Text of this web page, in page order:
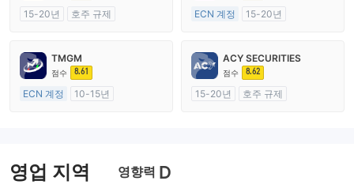
15-20년
호주 규제
자체 연구개발
ECN 계정
15-20년
외환 거래 라이선스 (MM)
마스터 레이블 MT4
TMGM
점수 8.61
ECN 계정
10-15년
ACY SECURITIES
점수 8.62
15-20년
호주 규제
영업 지역 영향력 D